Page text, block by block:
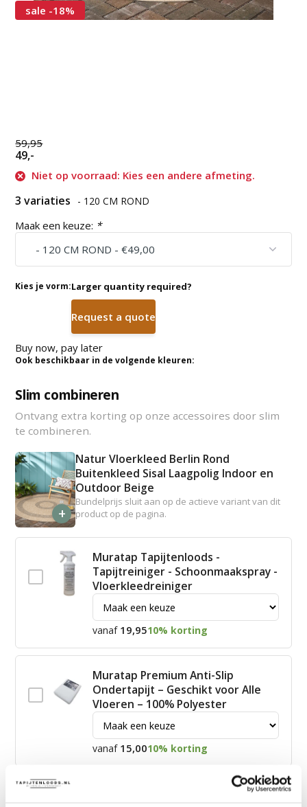
sale -18%
59,95
49,-
Niet op voorraad: Kies een andere afmeting.
3 variaties - 120 CM ROND
Maak een keuze: *
Kies je vorm:Larger quantity required?
Request a quote
Buy now, pay later
Ook beschikbaar in de volgende kleuren:
Slim combineren
Ontvang extra korting op onze accessoires door slim
te combineren.
+
Natur Vloerkleed Berlin Rond
Buitenkleed Sisal Laagpolig Indoor en
Outdoor Beige
Bundelprijs sluit aan op de actieve variant van dit
product op de pagina.
Muratap Tapijtenloods -
Tapijtreiniger - Schoonmaakspray -
Vloerkleedreiniger
vanaf 19,9510% korting
Muratap Premium Anti-Slip
Ondertapijt – Geschikt voor Alle
Vloeren – 100% Polyester
vanaf 15,0010% korting
James Vloerkleed Schoonmaakset